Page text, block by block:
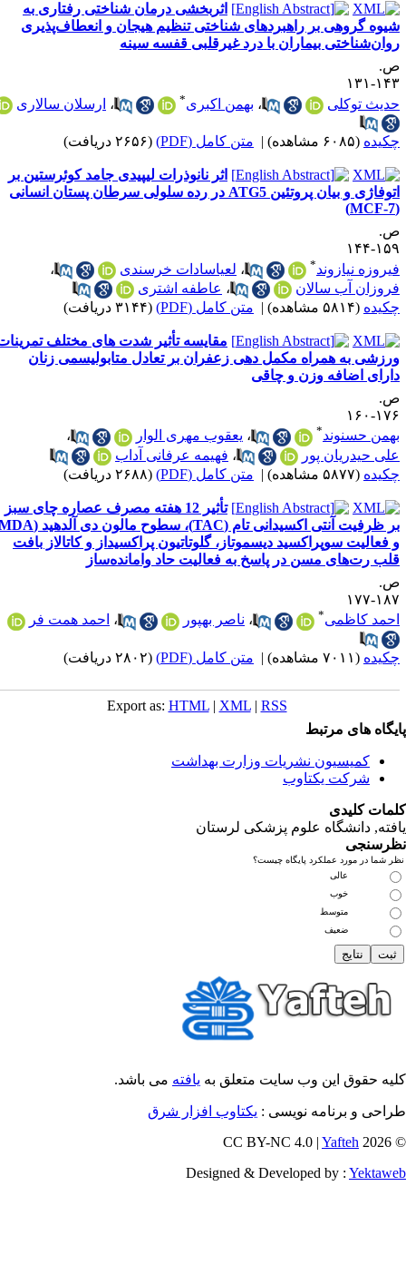
اثربخشی درمان شناختی رفتاری به
گروهی بر راهبردهای شناختی تنظیم هیجان و انعطاف‌پذیری
بیماران با درد غیرقلبی قفسه سینه
۱۳۱
توکلی
،بهمن اکبری ،ارسلان سالاری
(۶۰۸۵ مشاهده) | متن کامل (PDF) (۲۶۵۶ دریافت)
اثر نانوذرات لیپیدی جامد کوئرستین بر
اتوفاژی و بیان پروتئین ATG5 در رده سلولی سرطان پستان انسانی
۱۴۴
نیازوند* ،لعیاسادات خرسندی
،
آب سالان
،عاطفه اشتری
(۵۸۱۴ مشاهده) | متن کامل (PDF) (۳۱۴۴ دریافت)
مقایسه تأثیر شدت های مختلف تمرینات
به همراه مکمل دهی زعفران بر تعادل متابولیسمی زنان
اضافه وزن و چاقی
۱۶۰
حسنوند* ،یعقوب مهری الوار
،
حیدریان پور
،فهیمه عرفانی آداب
(۵۸۷۷ مشاهده) | متن کامل (PDF) (۲۶۸۸ دریافت)
تأثیر 12 هفته مصرف عصاره چای سبز
بر ظرفیت آنتی اکسیدانی تام (TAC)، سطوح مالون دی آلدهید (MDA)
فعالیت سوپراکسید دیسموتاز، گلوتاتیون پراکسیداز و کاتالاز بافت
رت‌های مسن در پاسخ به فعالیت حاد وامانده‌ساز
۱۷۷
کاظمی
،ناصر بهپور ،احمد همت فر
(۷۰۱۱ مشاهده) | متن کامل (PDF) (۲۸۰۲ دریافت)
Export as:HTML |XML|RSS
های مرتبط
کمیسیون نشریات وزارت بهداشت
شرکت یکتاوب
کلیدی
, دانشگاه علوم پزشکی لرستان
شما در مورد عملکرد پایگاه چیست؟
عالی
خوب
متوسط
ضعیف
حقوق این وب سایت متعلق بهیافتهمی باشد.
و برنامه نویسی : یکتاوب افزار شرق
©
Yafteh
Designed & Developed by :